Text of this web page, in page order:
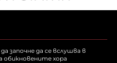
започне да се вслушва в
обикновените хора